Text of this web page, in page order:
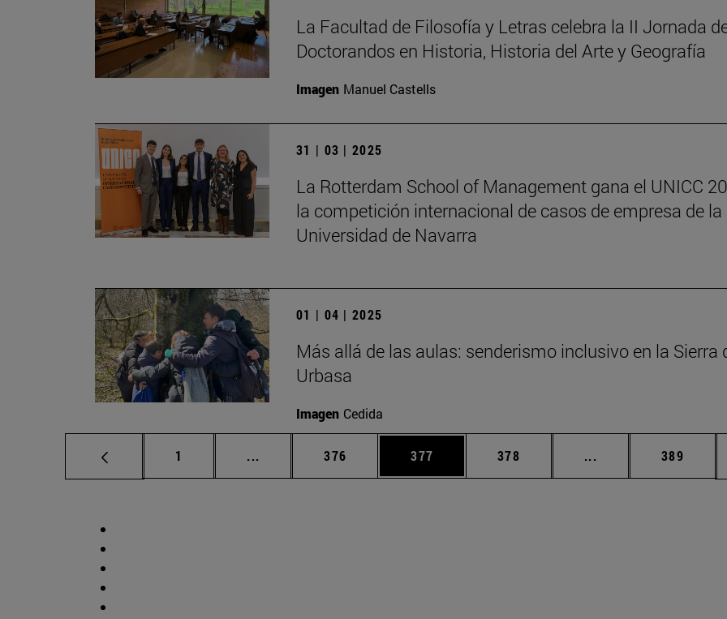
La Facultad de Filosofía y Letras celebra la II Jornada
Doctorandos en Historia, Historia del Arte y Geografía
Imagen Manuel Castells
31 | 03 | 2025
La Rotterdam School of Management gana el UNICC
la competición internacional de casos de empresa de la
Universidad de Navarra
01 | 04 | 2025
Más allá de las aulas: senderismo inclusivo en la Sierra
Urbasa
Imagen Cedida
Página
1 ... Páginas intermedias Use TAB para desplazarse.
Página
376 Página
377 Página
378 ... Páginas intermedias
Página
389